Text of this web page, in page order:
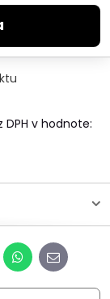
v hodnote:
WhatsApp
E-
mail